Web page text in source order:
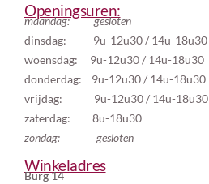
Openingsuren:
maandag: gesloten
dinsdag: 9u-12u30 / 14u-18u30
woensdag: 9u-12u30 / 14u-18u30
donderdag: 9u-12u30 / 14u-18u30
vrijdag:
9u-12u30 / 14u-18u30
zaterdag: 8u-18u30
zondag: gesloten
Winkeladres
Burg 14